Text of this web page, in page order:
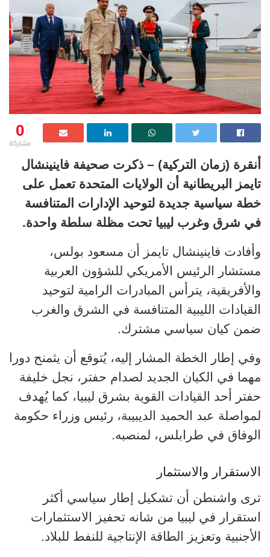
0
مشاركة
أنقرة (زمان التركية) – ذكرت صحيفة فاينينشال
تايمز البريطانية أن الولايات المتحدة تعمل على
خطة سياسية جديدة لتوحيد الإدارات المتنافسة
في شرق وغرب ليبيا تحت مظلة سلطة واحدة.
وأفادت فاينينشال تايمز أن مسعود بولس،
مستشار الرئيس الأمريكي للشؤون العربية
والأفريقية، يترأس المبادرات الرامية لتوحيد
القيادات الليبية المتنافسة في الشرق والغرب
ضمن كيان سياسي مشترك.
وفي إطار الخطة المشار إليه، يُتوقع أن يثمنح دورا
مهما في الكيان الجديد لصدام حفتر، نجل خليفة
حفتر أحد القيادات القوية بشرق ليبيا، كما يُهدف
لمواصلة عبد الحميد الديبيبة، رئيس وزراء حكومة
الوفاق في طرابلس، لمنصبه.
الاستقرار والاستثمار
ترى واشنطن أن تشكيل إطار سياسي أكثر
استقرار في ليبيا من شانه تحفيز الاستثمارات
الأجنبية وتعزيز الطاقة الإنتاجية للنفط للبلاد.